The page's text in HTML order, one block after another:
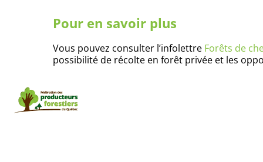
Pour en savoir plus
Vous pouvez consulter l’infolettre Forêts de
possibilité de récolte en forêt privée et les